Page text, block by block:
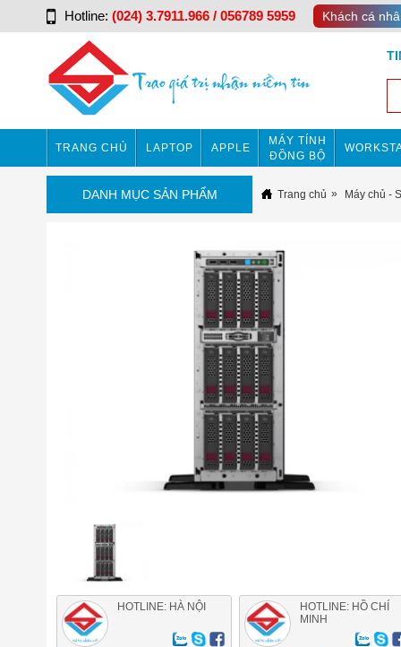
Hotline: (024) 3.7911.966 / 056789 5959 Khách cá
TRANG CHỦ LAPTOP APPLE
MÁY TÍNH
ĐỒNG BỘ
DANH MỤC SẢN PHẨM Trang chủ Máy chủ -
HOTLINE: HÀ NỘI
HOTLINE: HỒ CHÍ
MINH